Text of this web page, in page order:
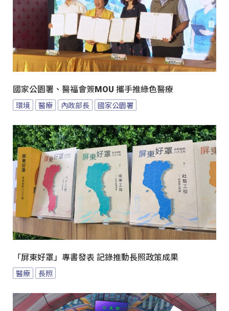
國家公園署、醫福會簽MOU 攜手推綠色醫療
環境 醫療 內政部長 國家公園署
「屏東好罩」專書發表 記錄推動長照政策成果
醫療 長照